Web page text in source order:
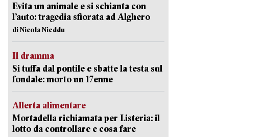
Evita un animale e si schianta con
l’auto: tragedia sfiorata ad Alghero
di Nicola Nieddu
Il dramma
Si tuffa dal pontile e sbatte la testa sul
fondale: morto un 17enne
Allerta alimentare
Mortadella richiamata per Listeria: il
lotto da controllare e cosa fare